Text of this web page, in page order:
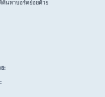
ค้นหาบอร์ดย่อยด้วย
: